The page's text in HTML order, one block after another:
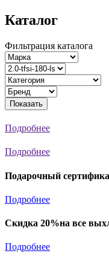
Каталог
Фильтрация каталога
Показать
Подробнее
Подробнее
Подарочный
Подробнее
Скидка 20%на все
Подробнее